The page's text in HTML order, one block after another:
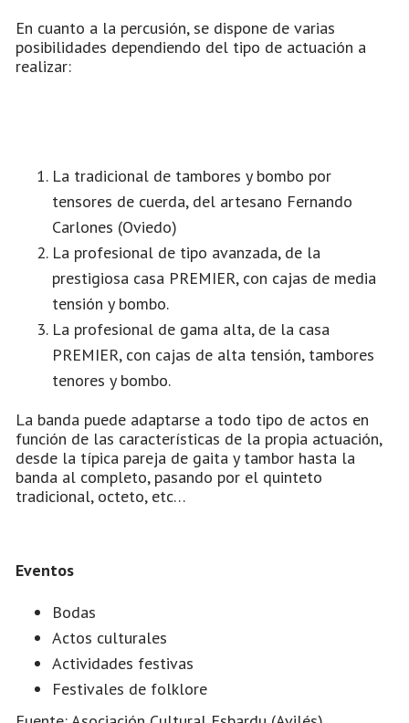
En cuanto a la percusión, se dispone de varias
posibilidades dependiendo del tipo de actuación a
realizar:
La tradicional de tambores y bombo por
tensores de cuerda, del artesano Fernando
Carlones (Oviedo)
La profesional de tipo avanzada, de la
prestigiosa casa PREMIER, con cajas de media
tensión y bombo.
La profesional de gama alta, de la casa
PREMIER, con cajas de alta tensión, tambores
tenores y bombo.
La banda puede adaptarse a todo tipo de actos en
función de las características de la propia actuación,
desde la típica pareja de gaita y tambor hasta la
banda al completo, pasando por el quinteto
tradicional, octeto, etc…
Eventos
Bodas
Actos culturales
Actividades festivas
Festivales de folklore